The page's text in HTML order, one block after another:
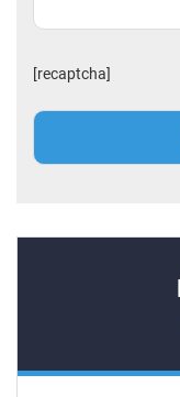
[recaptcha]